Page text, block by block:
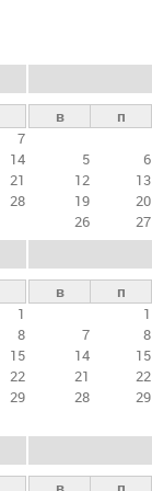
7
14
21
28
в п
5
6
12
13
19
20
26
27
1
8
15
22
29
в п
1
7
8
14
15
21
22
28
29